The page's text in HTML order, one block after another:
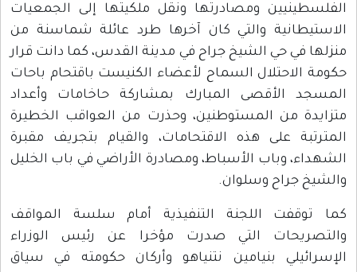
الفلسطينيين ومصادرتها ونقل ملكيتها إلى الجمعيات
الاستيطانية والتي كان آخرها طرد عائلة شماسنة من
منزلها في حي الشيخ جراح في مدينة القدس، كما دانت قرار
حكومة الاحتلال السماح لأعضاء الكنيست باقتحام باحات
المسجد الأقصى المبارك بمشاركة حاخامات وأعداد
متزايدة من المستوطنين، وحذرت من العواقب الخطيرة
المترتبة على هذه الاقتحامات، والقيام بتجريف مقبرة
الشهداء، وباب الأسباط، ومصادرة الأراضي في باب الخليل
والشيخ جراح وسلوان.
كما توقفت اللجنة التنفيذية أمام سلسة المواقف
والتصريحات التي صدرت مؤخرا عن رئيس الوزراء
الإسرائيلي بنيامين نتنياهو وأركان حكومته في سياق